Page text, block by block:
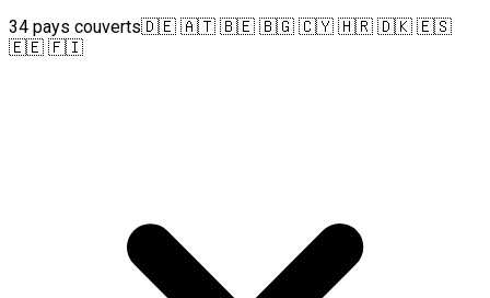
34 pays couverts🇩🇪 🇦🇹 🇧🇪 🇧🇬 🇨🇾 🇭🇷 🇩🇰 🇪🇸
🇪🇪 🇫🇮